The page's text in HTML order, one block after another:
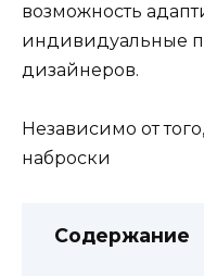
возможность
индивидуальные
дизайнеров.
Независимо от
наброски
Содержание